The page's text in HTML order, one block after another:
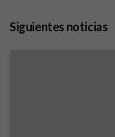
Siguientes noticias